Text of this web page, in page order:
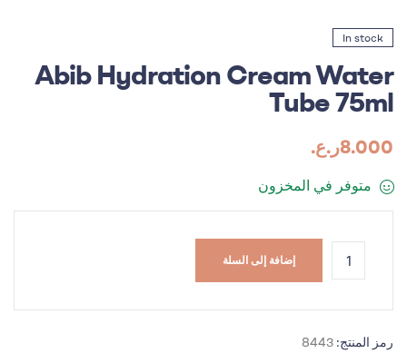
In stock
Abib Hydration Cream Water
Tube 75ml
8.000ر.ع.
متوفر في المخزون
إضافة إلى السلة
رمز المنتج: 8443